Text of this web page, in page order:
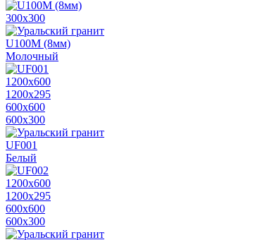
300х300
U100M (8мм)
Молочный
1200х600
1200х295
600х600
600х300
UF001
Белый
1200х600
1200х295
600х600
600х300